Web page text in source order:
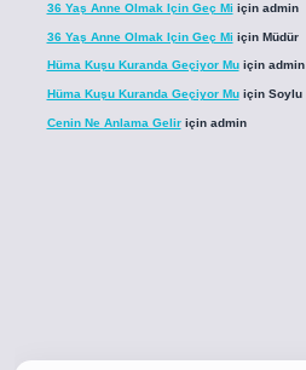
36 Yaş Anne Olmak Için Geç Mi için admin
36 Yaş Anne Olmak Için Geç Mi için Müdür
Hüma Kuşu Kuranda Geçiyor Muiçin admin
Hüma Kuşu Kuranda Geçiyor Muiçin Soylu
Cenin Ne Anlama Geliriçin admin